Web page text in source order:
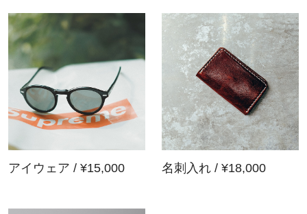
アイウェア / ¥15,000 名刺入れ / ¥18,000